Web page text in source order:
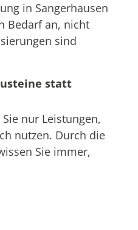
in Sangerhausen
Bedarf an, nicht
sind
statt
nur Leistungen,
nutzen. Durch die
Sie immer,